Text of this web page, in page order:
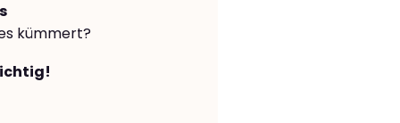
kümmert?